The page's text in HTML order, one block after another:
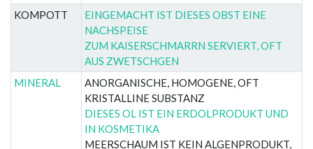
KOMPOTT
EINGEMACHT IST DIESES OBST EINE
NACHSPEISE
ZUM KAISERSCHMARRN SERVIERT, OFT
AUS ZWETSCHGEN
MINERAL
ANORGANISCHE, HOMOGENE, OFT
KRISTALLINE SUBSTANZ
DIESES OL IST EIN ERDOLPRODUKT UND
IN KOSMETIKA
MEERSCHAUM IST KEIN ALGENPRODUKT,